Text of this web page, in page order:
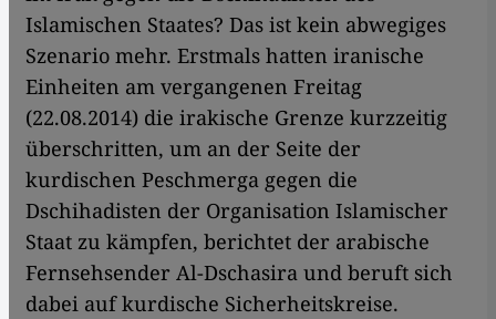
Islamischen Staates? Das ist kein abwegiges
Szenario mehr. Erstmals hatten iranische
Einheiten am vergangenen Freitag
(22.08.2014) die irakische Grenze kurzzeitig
überschritten, um an der Seite der
kurdischen Peschmerga gegen die
Dschihadisten der Organisation Islamischer
Staat zu kämpfen, berichtet der arabische
Fernsehsender Al-Dschasira und beruft sich
dabei auf kurdische Sicherheitskreise.